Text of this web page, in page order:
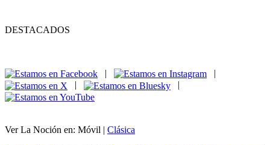
DESTACADOS
|
|
|
|
Ver La Noción en: Móvil | Clásica